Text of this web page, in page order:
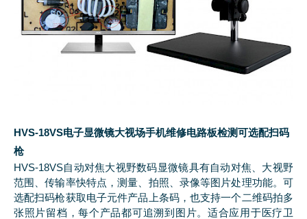
HVS-18VS电子显微镜大视场手机维修电路板检测可选配扫码
枪
HVS-18VS自动对焦大视野数码显微镜具有自动对焦、大视野
范围、传输率快特点，测量、拍照、录像等图片处理功能。可
选配扫码枪获取电子元件产品上条码，也支持一个二维码拍多
张照片留档，每个产品都可追溯到图片。适合应用于医疗卫